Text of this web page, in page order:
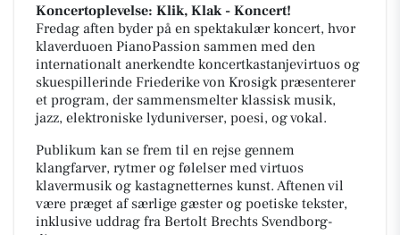
Koncertoplevelse: Klik, Klak - Koncert!
Fredag aften byder på en spektakulær koncert, hvor
klaverduoen PianoPassion sammen med den
internationalt anerkendte koncertkastanjevirtuos og
skuespillerinde Friederike von Krosigk præsenterer
et program, der sammensmelter klassisk musik,
jazz, elektroniske lyduniverser, poesi, og vokal.
Publikum kan se frem til en rejse gennem
klangfarver, rytmer og følelser med virtuos
klavermusik og kastagnetternes kunst. Aftenen vil
være præget af særlige gæster og poetiske tekster,
inklusive uddrag fra Bertolt Brechts Svendborg-